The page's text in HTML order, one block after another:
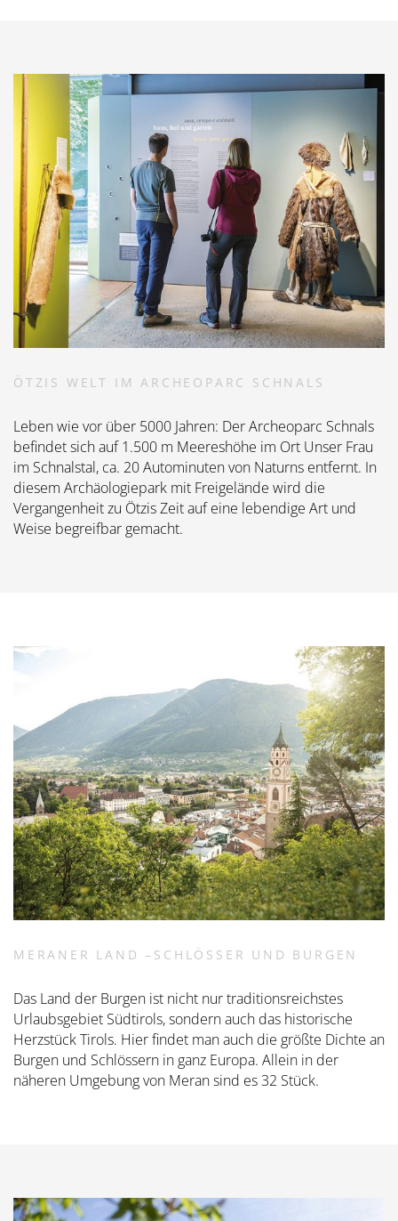
ÖTZIS WELT IM ARCHEOPARC SCHNALS
Leben wie vor über 5000 Jahren: Der Archeoparc Schnals
befindet sich auf 1.500 m Meereshöhe im Ort Unser Frau
im Schnalstal, ca. 20 Autominuten von Naturns entfernt. In
diesem Archäologiepark mit Freigelände wird die
Vergangenheit zu Ötzis Zeit auf eine lebendige Art und
Weise begreifbar gemacht.
MERANER LAND –SCHLÖSSER UND BURGEN
Das Land der Burgen ist nicht nur traditionsreichstes
Urlaubsgebiet Südtirols, sondern auch das historische
Herzstück Tirols. Hier findet man auch die größte Dichte an
Burgen und Schlössern in ganz Europa. Allein in der
näheren Umgebung von Meran sind es 32 Stück.